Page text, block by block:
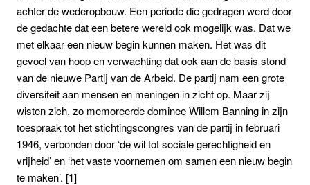
achter de wederopbouw. Een periode die gedragen werd door
de gedachte dat een betere wereld ook mogelijk was. Dat we
met elkaar een nieuw begin kunnen maken. Het was dit
gevoel van hoop en verwachting dat ook aan de basis stond
van de nieuwe Partij van de Arbeid. De partij nam een grote
diversiteit aan mensen en meningen in zicht op. Maar zij
wisten zich, zo memoreerde dominee Willem Banning in zijn
toespraak tot het stichtingscongres van de partij in februari
1946, verbonden door ‘de wil tot sociale gerechtigheid en
vrijheid’ en ‘het vaste voornemen om samen een nieuw begin
te maken’. [1]